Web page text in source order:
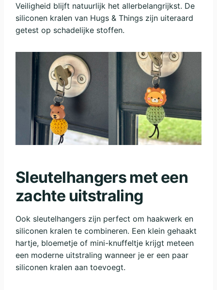
Veiligheid blijft natuurlijk het allerbelangrijkst. De
siliconen kralen van Hugs & Things zijn uiteraard
getest op schadelijke stoffen.
Sleutelhangers met een
zachte uitstraling
Ook sleutelhangers zijn perfect om haakwerk en
siliconen kralen te combineren. Een klein gehaakt
hartje, bloemetje of mini-knuffeltje krijgt meteen
een moderne uitstraling wanneer je er een paar
siliconen kralen aan toevoegt.